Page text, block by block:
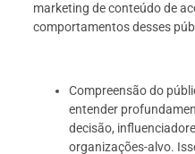
marketing de conteúdo de
comportamentos desses
Compreensão do
entender
decisão,
organizações-alvo.